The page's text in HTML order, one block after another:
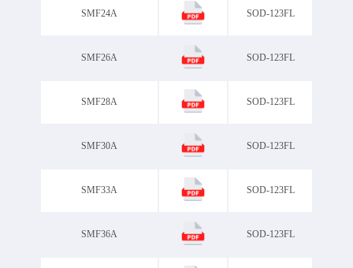
SMF24A SOD-123FL
SMF26A SOD-123FL
SMF28A SOD-123FL
SMF30A SOD-123FL
SMF33A SOD-123FL
SMF36A SOD-123FL